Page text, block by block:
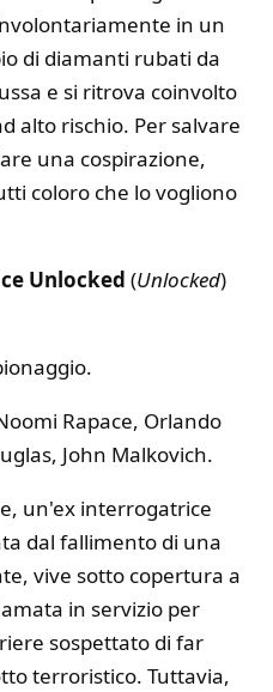
in un
di diamanti rubati da
e si ritrova coinvolto
alto rischio. Per salvare
una cospirazione,
coloro che lo vogliono
Unlocked (Unlocked)
Rapace, Orlando
John Malkovich.
un'ex interrogatrice
dal fallimento di una
vive sotto copertura a
in servizio per
sospettato di far
terroristico. Tuttavia,